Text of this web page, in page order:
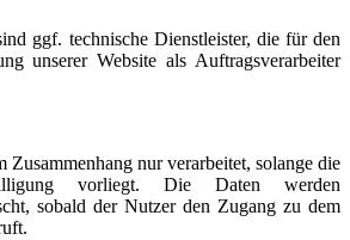
ggf. technische Dienstleister, die für den
unserer Website als Auftragsverarbeiter
Zusammenhang nur verarbeitet, solange die
vorliegt. Die Daten werden
sobald der Nutzer den Zugang zu dem